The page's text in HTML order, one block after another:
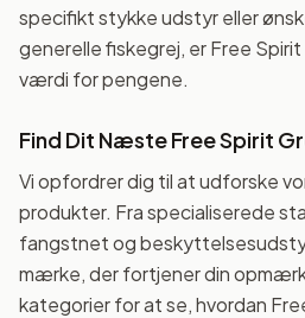
specifikt stykke udstyr eller
generelle fiskegrej, er Free
værdi for pengene.
Find Dit Næste Free Spirit
Vi opfordrer dig til at udforske
produkter. Fra specialiserede
fangstnet og
mærke, der fortjener din
kategorier for at se, hvordan